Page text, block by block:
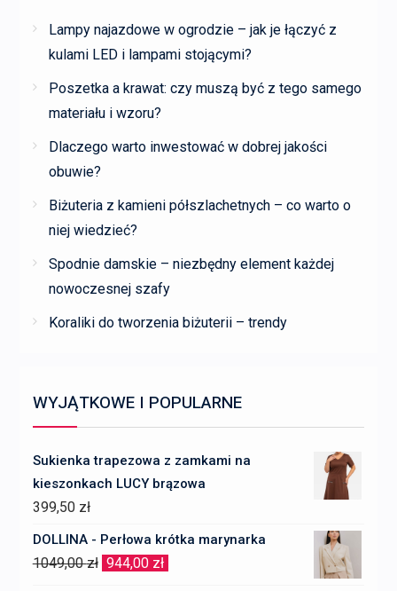
Lampy najazdowe w ogrodzie – jak je łączyć z
kulami LED i lampami stojącymi?
Poszetka a krawat: czy muszą być z tego samego
materiału i wzoru?
Dlaczego warto inwestować w dobrej jakości
obuwie?
Biżuteria z kamieni półszlachetnych – co warto o
niej wiedzieć?
Spodnie damskie – niezbędny element każdej
nowoczesnej szafy
Koraliki do tworzenia biżuterii – trendy
WYJĄTKOWE I POPULARNE
Sukienka trapezowa z zamkami na
kieszonkach LUCY brązowa
399,50 zł
DOLLINA - Perłowa krótka marynarka
1049,00zł Pierwotna
944,00 zł